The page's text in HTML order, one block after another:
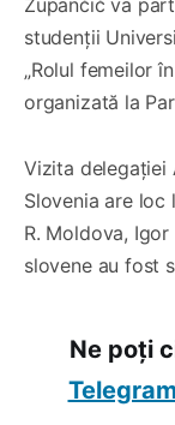
studenții
„Rolul femeilor
organizată la
Vizita delegației
Slovenia are loc
R. Moldova,
slovene au fost
Ne poți